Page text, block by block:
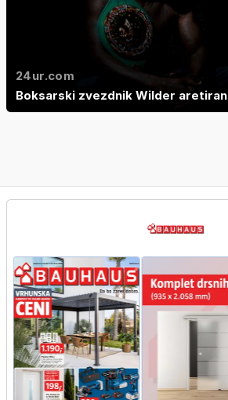
24ur.com
Boksarski zvezdnik Wilder aretiran